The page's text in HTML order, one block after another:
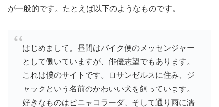
が一般的です。たとえば以下のようなものです。
はじめまして。昼間はバイク便のメッセンジャー
として働いていますが、俳優志望でもあります。
これは僕のサイトです。ロサンゼルスに住み、ジ
ャックという名前のかわいい犬を飼っています。
好きなものはピニャコラーダ、そして通り雨に濡